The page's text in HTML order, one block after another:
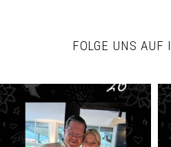
FOLGE UNS AUF